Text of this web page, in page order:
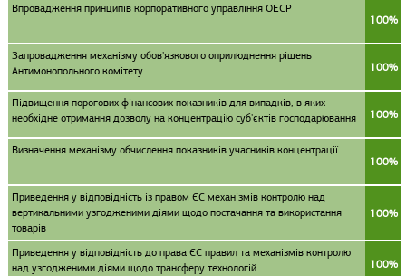
Впровадження принципів корпоративного управління ОЕСР
100%
Запровадження механізму обов'язкового оприлюднення рішень
Антимонопольного комітету
100%
Підвищення порогових фінансових показників для випадків, в яких
необхідне отримання дозволу на концентрацію суб'єктів господарювання
100%
Визначення механізму обчислення показників учасників концентрації
100%
Приведення у відповідність із правом ЄС механізмів контролю над
вертикальними узгодженими діями щодо постачання та використання
товарів
100%
Приведення у відповідність до права ЄС правил та механізмів контролю
над узгодженими діями щодо трансферу технологій
100%